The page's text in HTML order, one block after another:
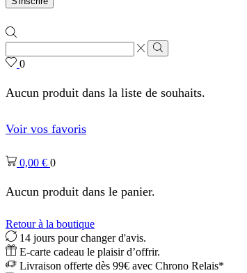
Zone
de
saisie
recherche
Rechercher
0
Aucun produit dans la liste de souhaits.
Voir vos favoris
0,00 € 0
Aucun produit dans le panier.
Retour à la boutique
14 jours pour changer d'avis.
E-carte cadeau le plaisir d’offrir.
Livraison offerte dès 99€ avec Chrono Relais*